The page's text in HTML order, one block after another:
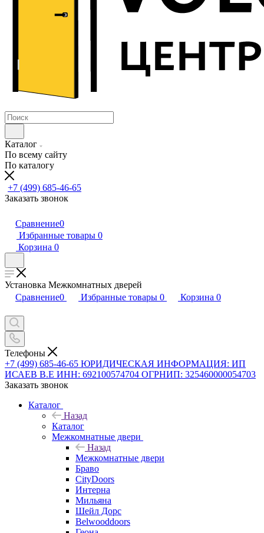
Каталог
По всему сайту
По каталогу
+7 (499) 685-46-65
Заказать звонок
Сравнение0
Избранные товары 0
Корзина 0
Установка Межкомнатных дверей
Сравнение0 Избранные товары 0 Корзина 0
Телефоны
+7 (499) 685-46-65 ЮРИДИЧЕСКАЯ ИНФОРМАЦИЯ: ИП
ИСАЕВ В.Е ИНН: 692100574704 ОГРНИП: 325460000054703
Заказать звонок
Каталог
Назад
Каталог
Межкомнатные двери
Назад
Межкомнатные двери
Браво
CityDoors
Интерна
Мильяна
Шейл Дорс
Belwooddoors